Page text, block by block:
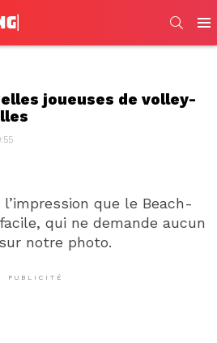
joueuses de volley-
l’impression que le Beach-
qui ne demande aucun
notre photo.
PUBLICITÉ